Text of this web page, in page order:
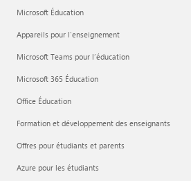
Microsoft Éducation
Appareils pour l’enseignement
Microsoft Teams pour l’éducation
Microsoft 365 Éducation
Office Éducation
Formation et développement des enseignants
Offres pour étudiants et parents
Azure pour les étudiants